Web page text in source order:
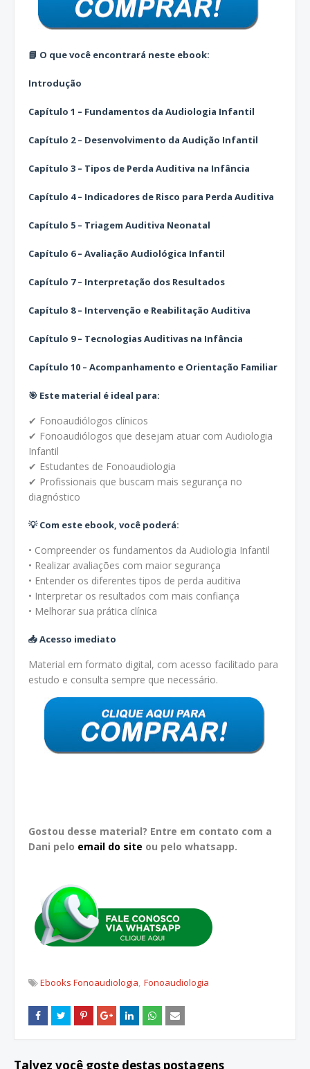
📘 O que você encontrará neste ebook:
Introdução
Capítulo 1 – Fundamentos da Audiologia Infantil
Capítulo 2 – Desenvolvimento da Audição Infantil
Capítulo 3 – Tipos de Perda Auditiva na Infância
Capítulo 4 – Indicadores de Risco para Perda Auditiva
Capítulo 5 – Triagem Auditiva Neonatal
Capítulo 6 – Avaliação Audiológica Infantil
Capítulo 7 – Interpretação dos Resultados
Capítulo 8 – Intervenção e Reabilitação Auditiva
Capítulo 9 – Tecnologias Auditivas na Infância
Capítulo 10 – Acompanhamento e Orientação Familiar
🎯 Este material é ideal para:
✔ Fonoaudiólogos clínicos
✔ Fonoaudiólogos que desejam atuar com Audiologia
Infantil
✔ Estudantes de Fonoaudiologia
✔ Profissionais que buscam mais segurança no
diagnóstico
💡 Com este ebook, você poderá:
• Compreender os fundamentos da Audiologia Infantil
• Realizar avaliações com maior segurança
• Entender os diferentes tipos de perda auditiva
• Interpretar os resultados com mais confiança
• Melhorar sua prática clínica
📥 Acesso imediato
Material em formato digital, com acesso facilitado para
estudo e consulta sempre que necessário.
Gostou desse material? Entre em contato com a
Dani pelo email do site ou pelo whatsapp.
Ebooks Fonoaudiologia Fonoaudiologia
Talvez você goste destas postagens